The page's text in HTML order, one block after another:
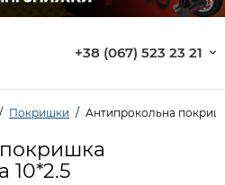
+38 (067) 523 23 21
Покришки Антипрокольна
10*2.5